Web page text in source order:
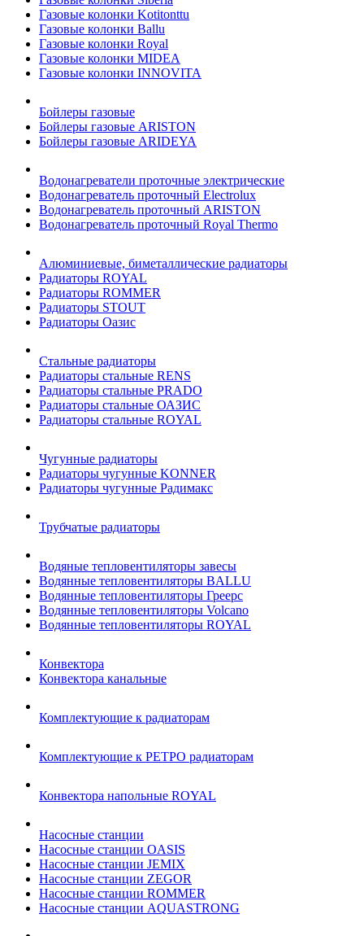
Газовые колонки Kotitonttu
Газовые колонки Ballu
Газовые колонки Royal
Газовые колонки MIDEA
Газовые колонки INNOVITA
Бойлеры газовые
Бойлеры газовые ARISTON
Бойлеры газовые ARIDEYA
Водонагреватели проточные электрические
Водонагреватель проточный Electrolux
Водонагреватель проточный ARISTON
Водонагреватель проточный Royal Thermo
Алюминиевые, биметаллические радиаторы
Радиаторы ROYAL
Радиаторы ROMMER
Радиаторы STOUT
Радиаторы Оазис
Стальные радиаторы
Радиаторы стальные RENS
Радиаторы стальные PRADO
Радиаторы стальные ОАЗИС
Радиаторы стальные ROYAL
Чугунные радиаторы
Радиаторы чугунные KONNER
Радиаторы чугунные Радимакс
Трубчатые радиаторы
Водяные тепловентиляторы завесы
Водянные тепловентиляторы BALLU
Водянные тепловентиляторы Греерс
Водянные тепловентиляторы Volcano
Водянные тепловентиляторы ROYAL
Конвектора
Конвектора канальные
Комплектующие к радиаторам
Комплектующие к РЕТРО радиаторам
Конвектора напольные ROYAL
Насосные станции
Насосные станции OASIS
Насосные станции JEMIX
Насосные станции ZEGOR
Насосные станции ROMMER
Насосные станции AQUASTRONG